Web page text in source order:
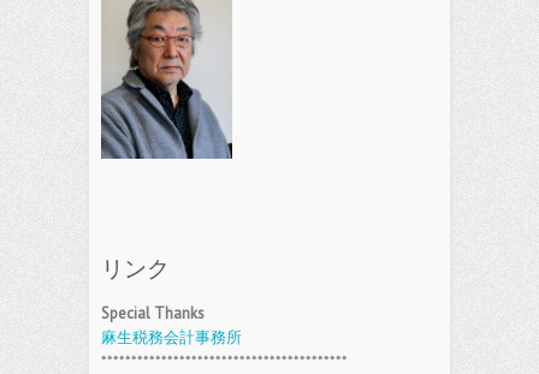
リンク
Special Thanks
麻生税務会計事務所
*****************************************